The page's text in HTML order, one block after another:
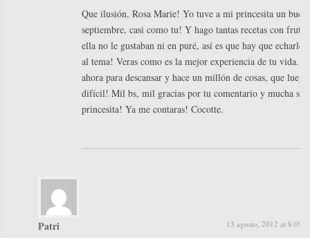
Que ilusión, Rosa Marie! Yo tuve a mi princesita un buen
septiembre, casi como tu! Y hago tantas recetas con
ella no le gustaban ni en puré, así es que hay que echarle
al tema! Veras como es la mejor experiencia de tu vida.
ahora para descansar y hace un millón de cosas, que luego
difícil! Mil bs, mil gracias por tu comentario y mucha
princesita! Ya me contaras! Cocotte.
Patri 13 agosto, 2012 at 8:09